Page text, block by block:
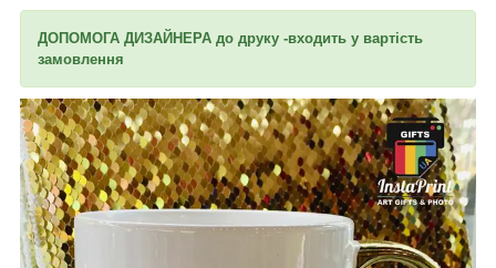
ДОПОМОГА ДИЗАЙНЕРА до друку -входить у вартість
замовлення